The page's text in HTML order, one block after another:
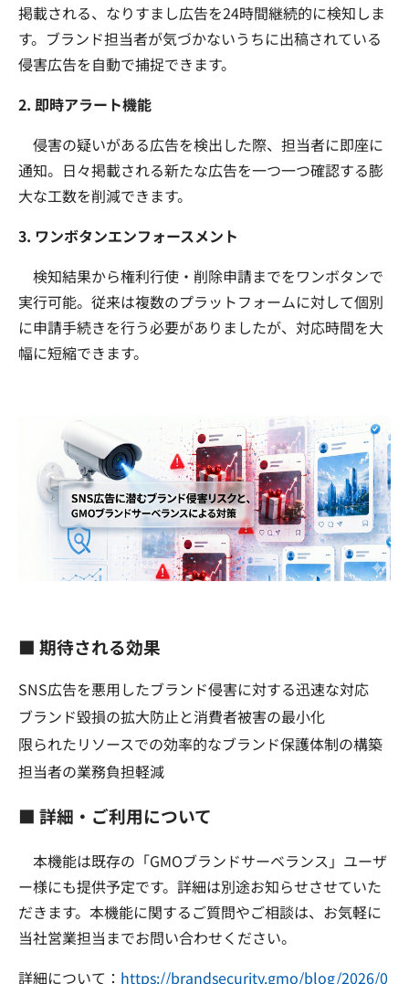
掲載される、なりすまし広告を24時間継続的に検知しま
す。ブランド担当者が気づかないうちに出稿されている
侵害広告を自動で捕捉できます。
2. 即時アラート機能
侵害の疑いがある広告を検出した際、担当者に即座に
通知。日々掲載される新たな広告を一つ一つ確認する膨
大な工数を削減できます。
3. ワンボタンエンフォースメント
検知結果から権利行使・削除申請までをワンボタンで
実行可能。従来は複数のプラットフォームに対して個別
に申請手続きを行う必要がありましたが、対応時間を大
幅に短縮できます。
■ 期待される効果
SNS広告を悪用したブランド侵害に対する迅速な対応
ブランド毀損の拡大防止と消費者被害の最小化
限られたリソースでの効率的なブランド保護体制の構築
担当者の業務負担軽減
■ 詳細・ご利用について
本機能は既存の「GMOブランドサーベランス」ユーザ
ー様にも提供予定です。詳細は別途お知らせさせていた
だきます。本機能に関するご質問やご相談は、お気軽に
当社営業担当までお問い合わせください。
詳細について： https://brandsecurity.gmo/blog/2026/0